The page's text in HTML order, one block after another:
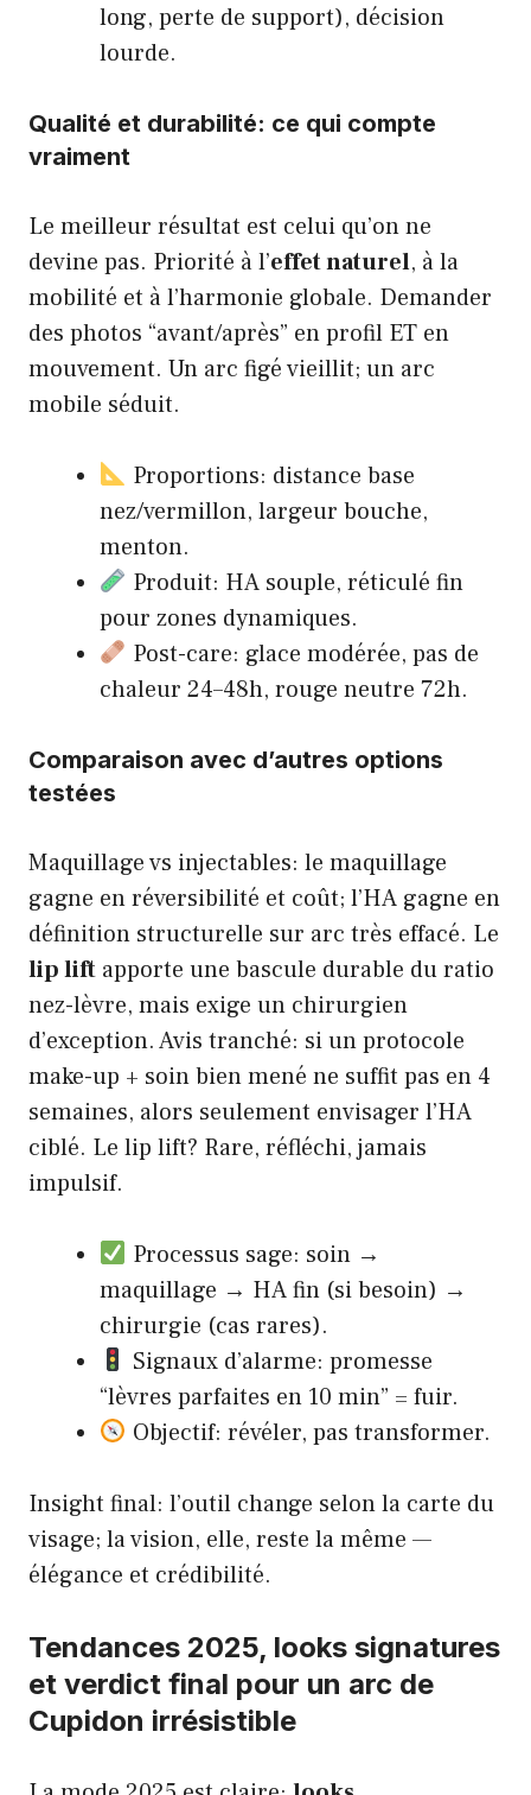
long, perte de support), décision
lourde.
Qualité et durabilité: ce qui compte
vraiment
Le meilleur résultat est celui qu’on ne
devine pas. Priorité à l’effet naturel, à la
mobilité et à l’harmonie globale. Demander
des photos “avant/après” en profil ET en
mouvement. Un arc figé vieillit; un arc
mobile séduit.
Proportions: distance base
nez/vermillon, largeur bouche,
menton.
Produit: HA souple, réticulé fin
pour zones dynamiques.
Post-care: glace modérée, pas de
chaleur 24–48h, rouge neutre 72h.
Comparaison avec d’autres options
testées
Maquillage vs injectables: le maquillage
gagne en réversibilité et coût; l’HA gagne en
définition structurelle sur arc très effacé. Le
lip lift apporte une bascule durable du ratio
nez-lèvre, mais exige un chirurgien
d’exception. Avis tranché: si un protocole
make-up + soin bien mené ne suffit pas en 4
semaines, alors seulement envisager l’HA
ciblé. Le lip lift? Rare, réfléchi, jamais
impulsif.
Processus sage: soin →
maquillage → HA fin (si besoin) →
chirurgie (cas rares).
Signaux d’alarme: promesse
“lèvres parfaites en 10 min” = fuir.
Objectif: révéler, pas transformer.
Insight final: l’outil change selon la carte du
visage; la vision, elle, reste la même —
élégance et crédibilité.
Tendances 2025, looks signatures
et verdict final pour un arc de
Cupidon irrésistible